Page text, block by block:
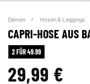
Damen Hosen & Leggings
CAPRI-HOSE AUS
2 FÜR 49.99
29,99 €